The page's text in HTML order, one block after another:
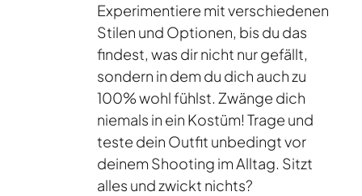
Experimentiere mit verschiedenen
Stilen und Optionen, bis du das
findest, was dir nicht nur gefällt,
sondern in dem du dich auch zu
100% wohl fühlst. Zwänge dich
niemals in ein Kostüm! Trage und
teste dein Outfit unbedingt vor
deinem Shooting im Alltag. Sitzt
alles und zwickt nichts?